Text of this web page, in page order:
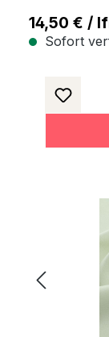
14,50 € /
Sofort